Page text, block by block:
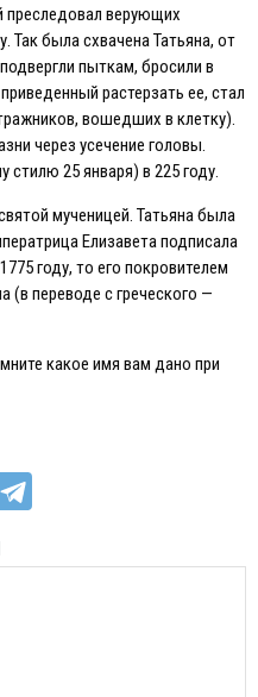
преследовал верующих
Так была схвачена Татьяна, от
пыткам, бросили в
растерзать ее, стал
вошедших в клетку).
через усечение головы.
25 января) в 225 году.
мученицей. Татьяна была
Eлизавета подписала
году, то его покровителем
(в переводе с греческого —
какое имя вам дано при